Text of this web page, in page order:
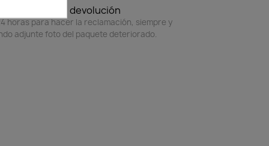
Política de devolución
horas para hacer la reclamación, siempre y
adjunte foto del paquete deteriorado.